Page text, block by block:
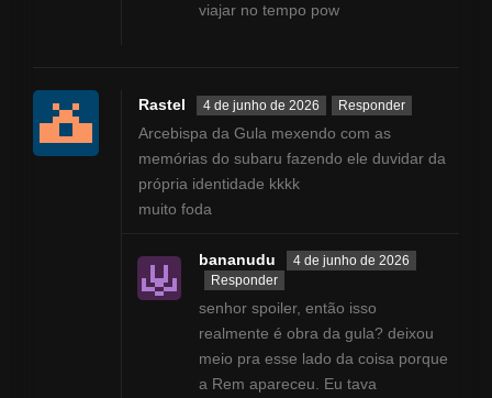
viajar no tempo pow
Rastel 4 de junho de 2026 Responder
Arcebispa da Gula mexendo com as
memórias do subaru fazendo ele duvidar da
própria identidade kkkk
muito foda
bananudu
4 de junho de 2026
Responder
senhor spoiler, então isso
realmente é obra da gula? deixou
meio pra esse lado da coisa porque
a Rem apareceu. Eu tava